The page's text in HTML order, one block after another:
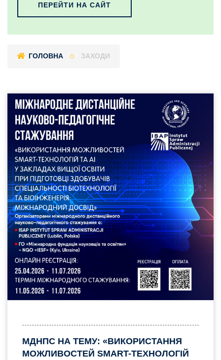
ПЕРЕЙТИ НА САЙТ
ГОЛОВНА ЗАХОДИ
МДНПС НА ТЕМУ: «ВИКОРИСТАННЯ
МОЖЛИВОСТЕЙ SMART-ТЕХНОЛОГІЙ